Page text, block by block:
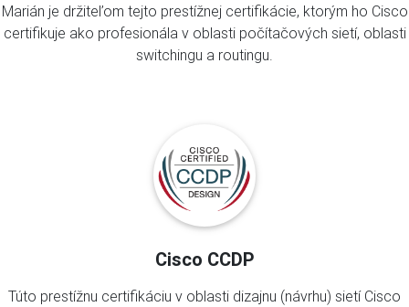
Marián je držiteľom tejto prestížnej certifikácie, ktorým ho Cisco
certifikuje ako profesionála v oblasti počítačových sietí, oblasti
switchingu a routingu.
Cisco CCDP
Túto prestížnu certifikáciu v oblasti dizajnu (návrhu) sietí Cisco